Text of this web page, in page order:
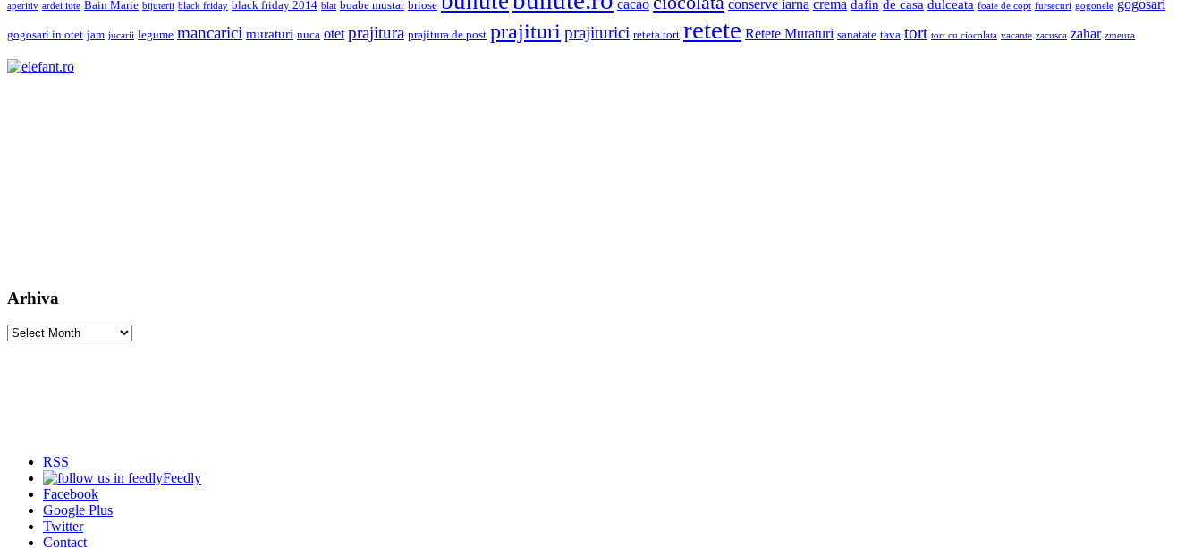
aperitiv ardei iute Bain Marie bijuterii black friday black friday 2014 blat boabe mustar briose cacao conserve iarna crema dafin de casa dulceata foaie de copt fursecuri gogonele gogosari
gogosari in otet jam jucarii legume mancarici muraturi nuca otet prajitura prajitura de post prajituri prajiturici reteta tort retete Retete Muraturi sanatate tava tort tort cu ciocolata vacante zacusca zahar zmeura
Arhiva
Arhiva
RSS
Feedly
Facebook
Google Plus
Twitter
Contact